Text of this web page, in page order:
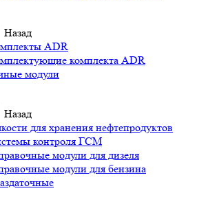
Назад
ADR
комплекта ADR
модули
Назад
для хранения нефтепродуктов
контроля ГСМ
модули для дизеля
модули для бензина